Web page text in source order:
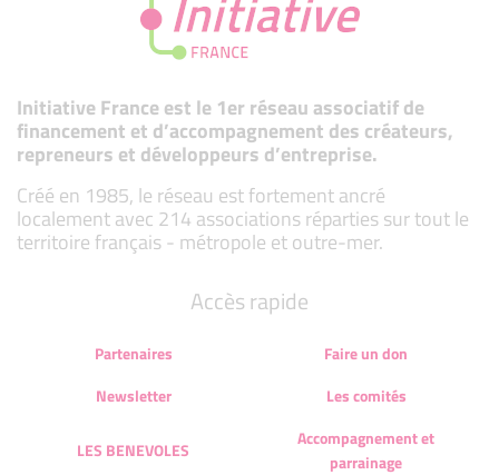
Initiative France est le 1er réseau associatif de
financement et d’accompagnement des créateurs,
repreneurs et développeurs d’entreprise.
Créé en 1985, le réseau est fortement ancré
localement avec 214 associations réparties sur tout le
territoire français - métropole et outre-mer.
Accès rapide
Partenaires
Faire un don
Newsletter
Les comités
LES BENEVOLES
Accompagnement et
parrainage